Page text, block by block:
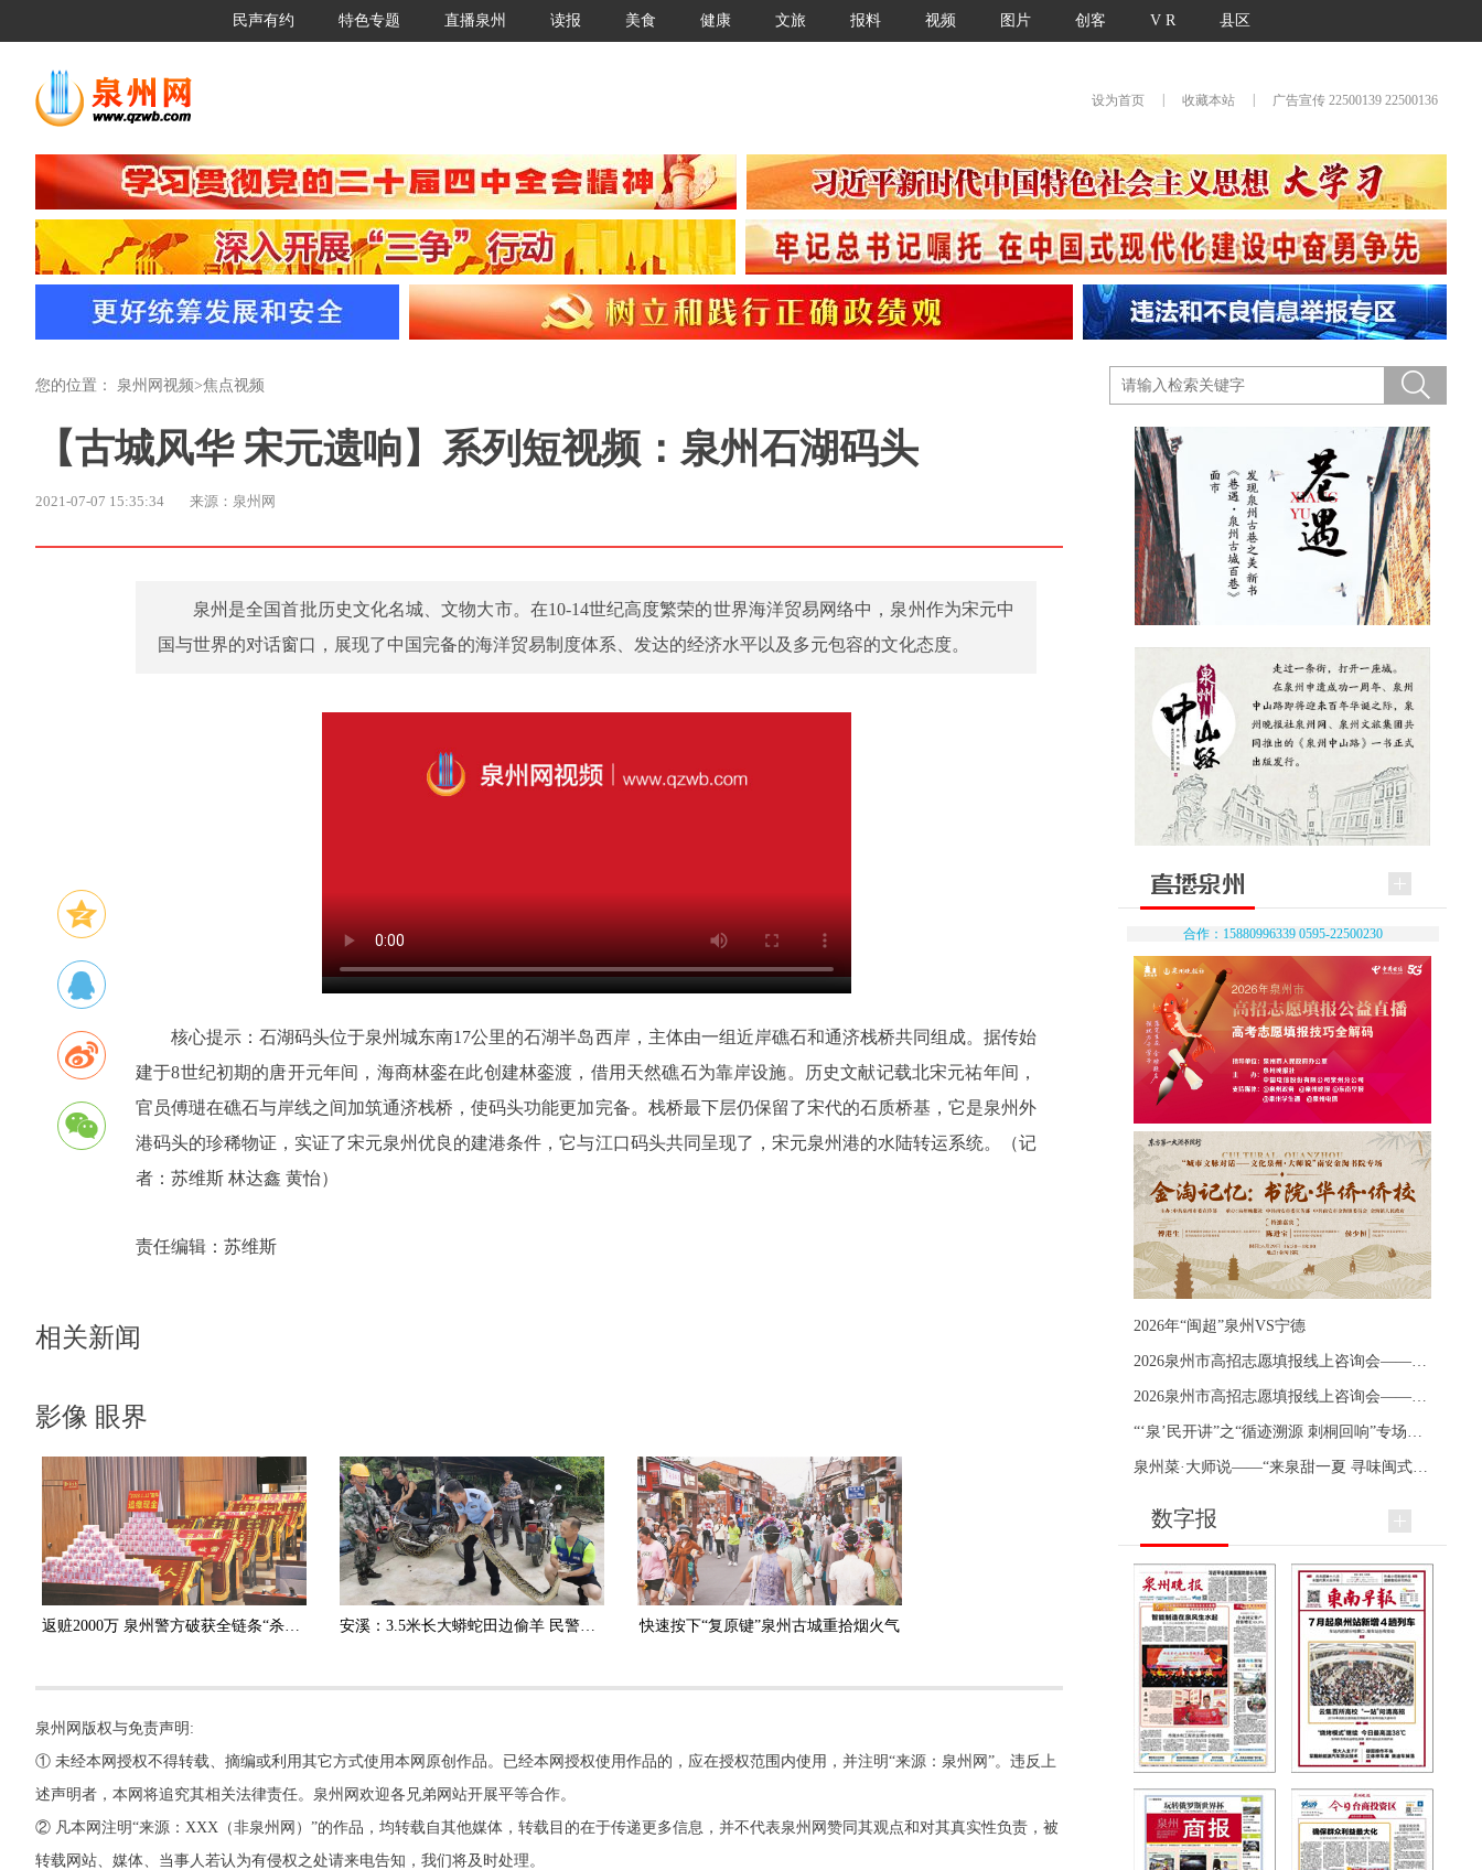
民声有约 特色专题 直播泉州 读报 美食 健康 文旅 报料 视频 图片 创客 V R 县区
设为首页 收藏本站 广告宣传 22500139 22500136
您的位置： 泉州网视频>焦点视频
【古城风华 宋元遗响】系列短视频：泉州石湖码头
2021-07-07 15:35:34 来源：泉州网
泉州是全国首批历史文化名城、文物大市。在10-14世纪高度繁荣的世界海洋贸易网络中，泉州作为宋元中
国与世界的对话窗口，展现了中国完备的海洋贸易制度体系、发达的经济水平以及多元包容的文化态度。
核心提示：石湖码头位于泉州城东南17公里的石湖半岛西岸，主体由一组近岸礁石和通济栈桥共同组成。据传始
建于8世纪初期的唐开元年间，海商林銮在此创建林銮渡，借用天然礁石为靠岸设施。历史文献记载北宋元祐年间，
官员傅琎在礁石与岸线之间加筑通济栈桥，使码头功能更加完备。栈桥最下层仍保留了宋代的石质桥基，它是泉州外
港码头的珍稀物证，实证了宋元泉州优良的建港条件，它与江口码头共同呈现了，宋元泉州港的水陆转运系统。（记
者：苏维斯 林达鑫 黄怡）
责任编辑： 苏维斯
相关新闻
影像 眼界
快速按下“复原键”泉州古城重拾烟火气
泉州网版权与免责声明:
① 未经本网授权不得转载、摘编或利用其它方式使用本网原创作品。已经本网授权使用作品的，应在授权范围内使用，并注明“来源：泉州网”。违反上
述声明者，本网将追究其相关法律责任。泉州网欢迎各兄弟网站开展平等合作。
② 凡本网注明“来源：XXX（非泉州网）”的作品，均转载自其他媒体，转载目的在于传递更多信息，并不代表泉州网赞同其观点和对其真实性负责，被
转载网站、媒体、当事人若认为有侵权之处请来电告知，我们将及时处理。
合作：15880996339 0595-22500230
2026年“闽超”泉州VS宁德
数字报